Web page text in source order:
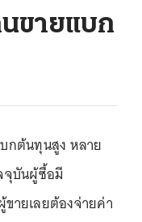
ขายแบก
กต้นทุนสูง หลาย
จุบันผู้ซื้อมี
ายเลยต้องจ่ายค่า